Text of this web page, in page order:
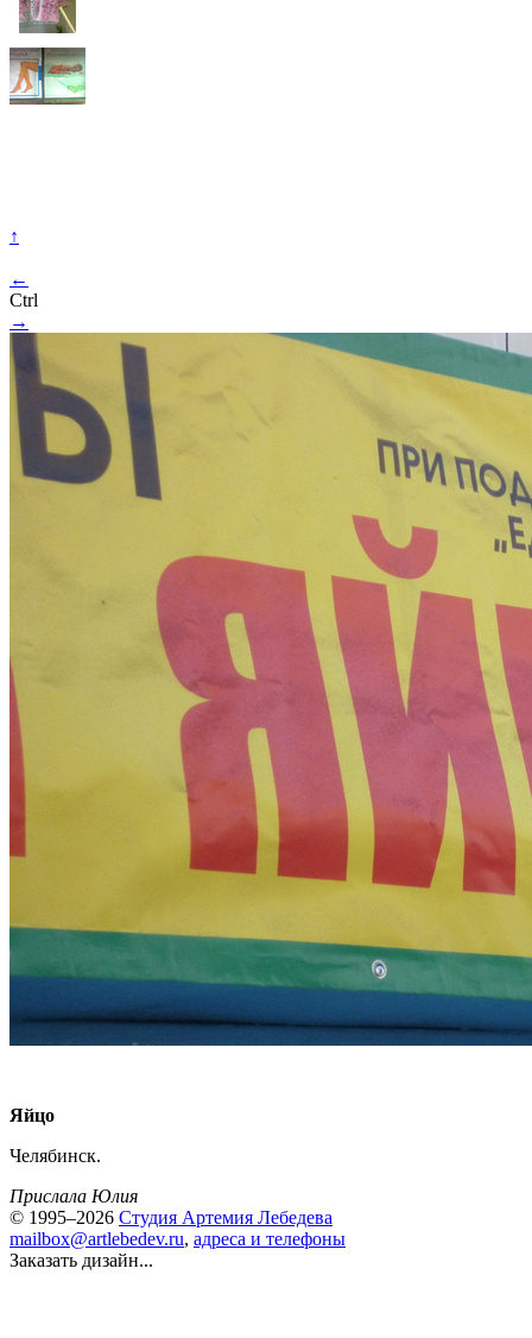
↑
←
Ctrl
→
Яйцо
Челябинск.
Прислала Юлия
© 1995–2026 Студия Артемия Лебедева
mailbox@artlebedev.ru, адреса и телефоны
Заказать дизайн...